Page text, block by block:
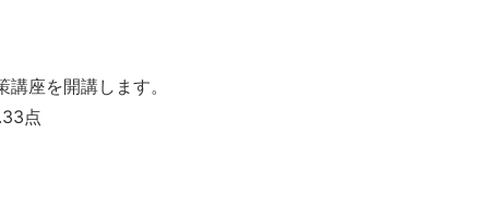
座を開講します。
点